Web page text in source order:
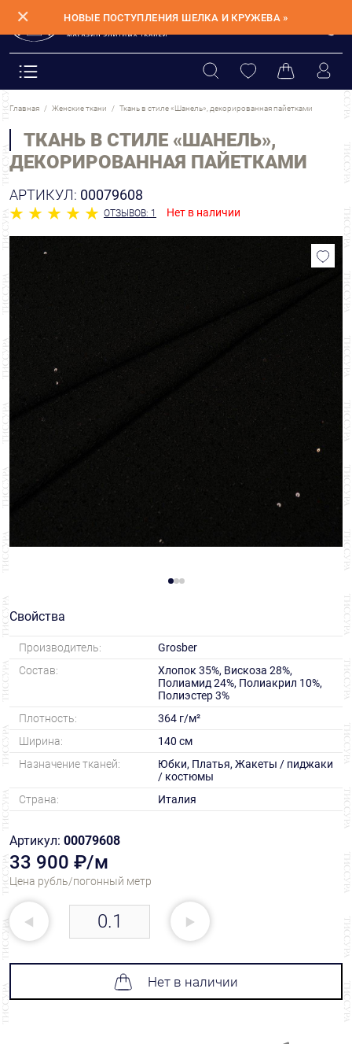
✕ НОВЫЕ ПОСТУПЛЕНИЯ ШЕЛКА И КРУЖЕВА »
Главная Женские ткани Ткань в стиле «Шанель», декорированная пайетками
ТКАНЬ В СТИЛЕ «ШАНЕЛЬ»,
ДЕКОРИРОВАННАЯ ПАЙЕТКАМИ
АРТИКУЛ: 00079608
ОТЗЫВОВ: 1 Нет в наличии
Свойства
Производитель:
Grosber
Состав:
Хлопок 35%, Вискоза 28%,
Полиамид 24%, Полиакрил 10%,
Полиэстер 3%
Плотность:
364 г/м²
Ширина:
140 см
Назначение тканей:
Юбки, Платья, Жакеты / пиджаки
/ костюмы
Страна:
Италия
Артикул: 00079608
33 900 ₽/м
Цена рубль/погонный метр
Нет в наличии